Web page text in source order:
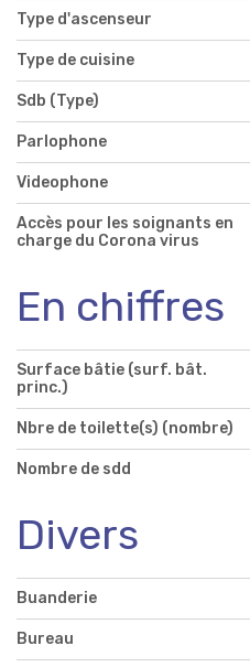
Type d'ascenseur
Type de cuisine
Sdb (Type)
Parlophone
Videophone
Accès pour les soignants en
charge du Corona virus
En chiffres
Surface bâtie (surf. bât.
princ.)
Nbre de toilette(s) (nombre)
Nombre de sdd
Divers
Buanderie
Bureau